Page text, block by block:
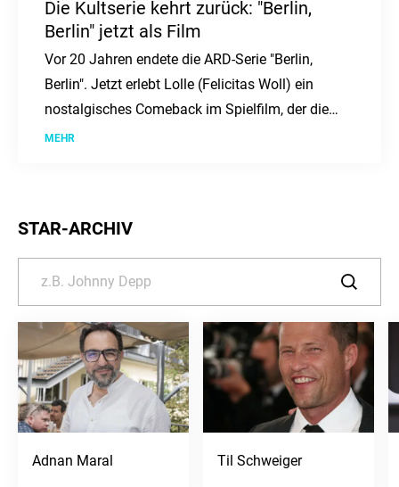
Die Kultserie kehrt zurück: "Berlin,
Berlin" jetzt als Film
Vor 20 Jahren endete die ARD-Serie "Berlin,
Berlin". Jetzt erlebt Lolle (Felicitas Woll) ein
nostalgisches Comeback im Spielfilm, der die
Fans erneut in ihren Bann zieht.
MEHR
STAR-ARCHIV
Adnan Maral Til Schweiger